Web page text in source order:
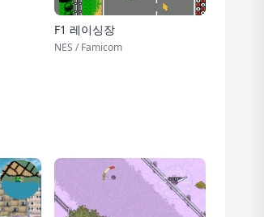
F1 레이싱장
NES / Famicom